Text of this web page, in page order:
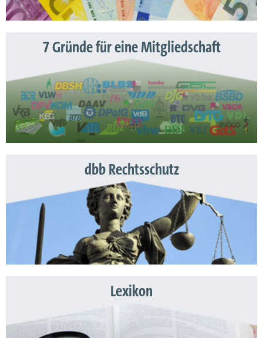
7 Gründe für eine Mitgliedschaft
dbb Rechtsschutz
Lexikon